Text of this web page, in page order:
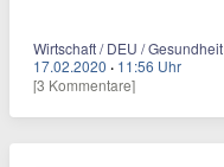
Wirtschaft / DEU / Gesundheit
17.02.2020 · 11:56 Uhr
[3 Kommentare]